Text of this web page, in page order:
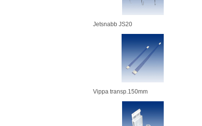
Jetsnabb JS20
Vippa transp.150mm